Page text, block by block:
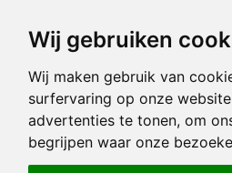
Wij gebruiken
Wij maken gebruik van
surfervaring op onze
advertenties te tonen, om
begrijpen waar onze
Woensdag
10.00 - 12.30 en 13.30 -
Donderdag
Vrijdag
10.00 - 12.30 en 13.30 -
Zaterdag
gesloten
Zondag
gesloten